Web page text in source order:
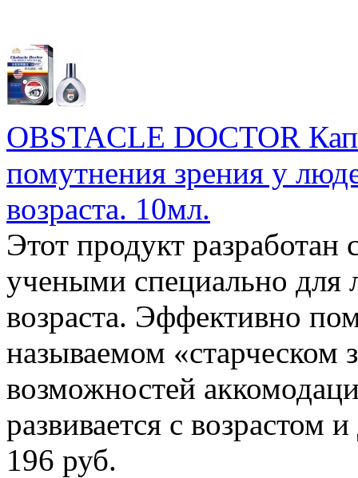
OBSTACLE DOCTOR
помутнения зрения у
возраста. 10мл.
Этот продукт
учеными специально для
возраста. Эффективно
называемом «старческом
возможностей
развивается с
196 руб.